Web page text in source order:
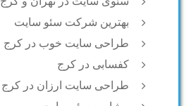
بهترین شرکت سئو سایت
طراحی سایت خوب در کرج
کفسابی در کرج
طراحی سایت ارزان در کرج